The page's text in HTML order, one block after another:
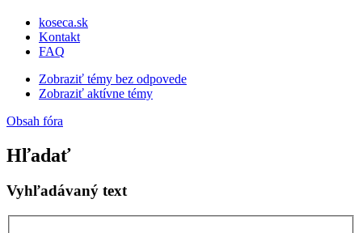
koseca.sk
Kontakt
FAQ
Zobraziť témy bez odpovede
Zobraziť aktívne témy
Obsah fóra
Hľadať
Vyhľadávaný text